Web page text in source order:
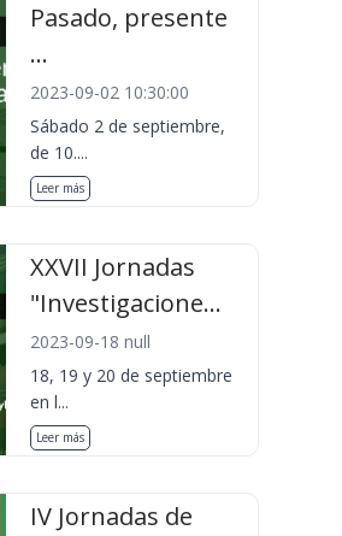
Pasado, presente
...
2023-09-02 10:30:00
Sábado 2 de septiembre,
de 10....
Leer más
XXVII Jornadas
"Investigacione...
2023-09-18 null
18, 19 y 20 de septiembre
en l...
Leer más
IV Jornadas de